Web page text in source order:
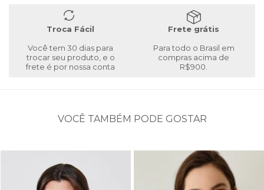
Troca Fácil
Você tem 30 dias para
trocar seu produto, e o
frete é por nossa conta
Frete grátis
Para todo o Brasil em
compras acima de
R$900.
VOCÊ TAMBÉM PODE GOSTAR